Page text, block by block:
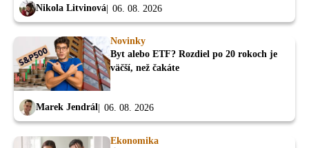
Nikola Litvinová 06. 08. 2026
Novinky
Byt alebo ETF? Rozdiel po 20 rokoch je
väčší, než čakáte
Marek Jendrál 06. 08. 2026
Ekonomika